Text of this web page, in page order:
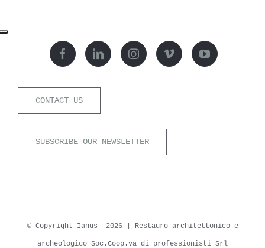
CONTACT US
SUBSCRIBE OUR NEWSLETTER
© Copyright Ianus- 2026 | Restauro architettonico e
archeologico Soc.Coop.va di professionisti Srl